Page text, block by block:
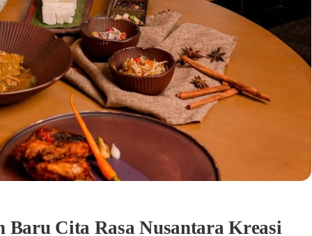
Cita Rasa Nusantara Kreasi